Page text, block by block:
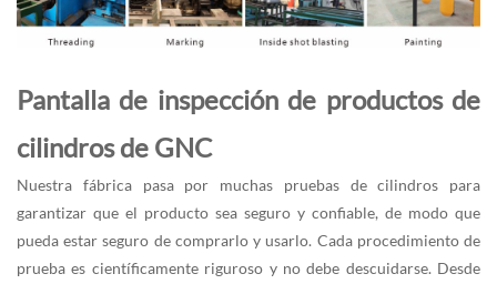
Pantalla de inspección de productos de
cilindros de GNC
Nuestra fábrica pasa por muchas pruebas de cilindros para
garantizar que el producto sea seguro y confiable, de modo que
pueda estar seguro de comprarlo y usarlo. Cada procedimiento de
prueba es científicamente riguroso y no debe descuidarse. Desde